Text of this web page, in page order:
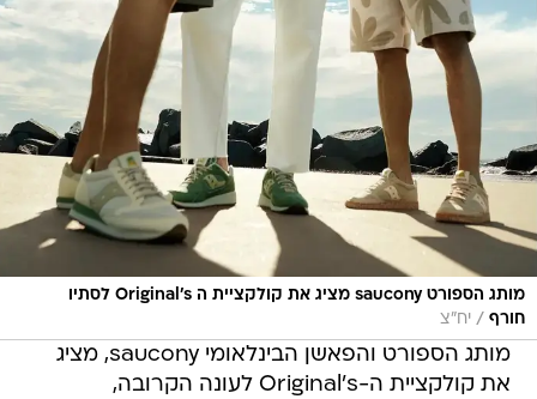
מותג הספורט saucony מציג את קולקציית ה Original's לסתיו
חורף / יח"צ
מותג הספורט והפאשן הבינלאומי saucony, מציג
את קולקציית ה-Original's לעונה הקרובה,